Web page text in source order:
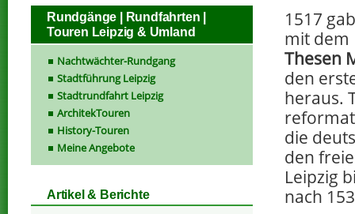
1517
mit
Thesen
den
heraus.
die
den
Leipzig
nach
Rundgänge | Rundfahrten |
Touren Leipzig & Umland
Nachtwächter-Rundgang
Stadtführung Leipzig
Stadtrundfahrt Leipzig
ArchitekTouren
History-Touren
Meine Angebote
Artikel & Berichte